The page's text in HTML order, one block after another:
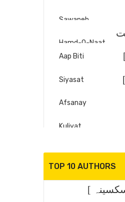
Sawaneh
Hamd-O-Naat
Aap Biti
Siyasat
Afsanay
Kuliyat
Shayari
TOP 10 AUTHORS
]